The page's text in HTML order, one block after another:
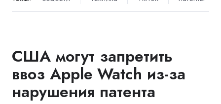
США могут запретить
ввоз Apple Watch из-за
нарушения патента